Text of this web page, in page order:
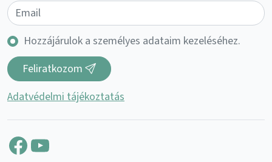
Hozzájárulok a személyes adataim kezeléséhez.
Feliratkozom
Adatvédelmi tájékoztatás
Facebook
YouTube